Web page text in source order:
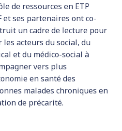
de ressources en ETP
et ses partenaires ont co-
un cadre de lecture pour
les acteurs du social, du
et du médico-social à
vers plus
en santé des
malades chroniques en
de précarité.